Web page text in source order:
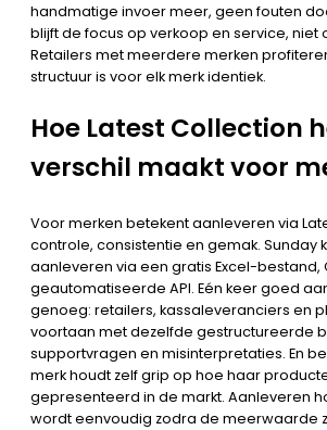
handmatige invoer meer, geen fouten
blijft de focus op verkoop en service, niet
Retailers met meerdere merken
structuur is voor elk merk identiek.
Hoe Latest Collection
verschil maakt voor
Voor merken betekent aanleveren via
controle, consistentie en gemak. Sunday
aanleveren via een gratis Excel-bestand,
geautomatiseerde API. Eén keer goed
genoeg: retailers, kassaleveranciers en
voortaan met dezelfde gestructureerde
supportvragen en misinterpretaties. En
merk houdt zelf grip op hoe haar
gepresenteerd in de markt. Aanleveren
wordt eenvoudig zodra de meerwaarde